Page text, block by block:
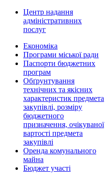
Центр надання
адміністративних
послуг
Економіка
Програми міської ради
Паспорти бюджетних
програм
Обґрунтування
технічних та якісних
характеристик предмета
закупівлі, розміру
бюджетного
призначення, очікуваної
вартості предмета
закупівлі
Оренда комунального
майна
Бюджет участі